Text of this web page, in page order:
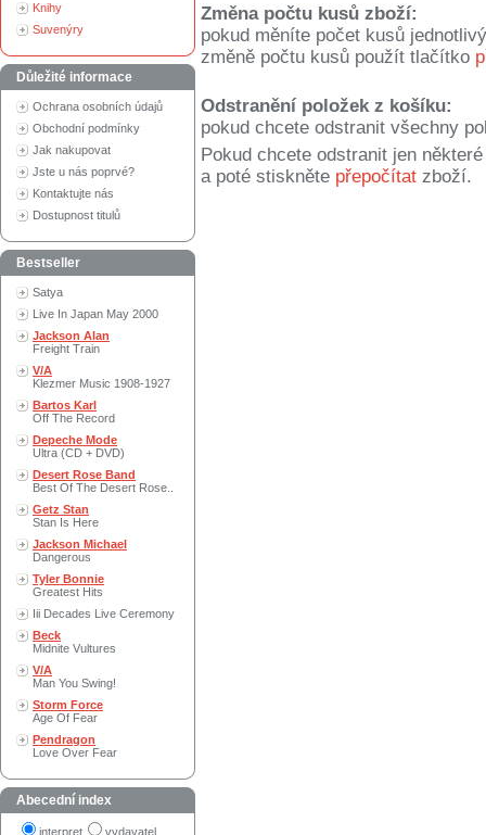
Knihy
Suvenýry
Důležité informace
Ochrana osobních údajů
Obchodní podmínky
Jak nakupovat
Jste u nás poprvé?
Kontaktujte nás
Dostupnost titulů
Bestseller
Satya
Live In Japan May 2000
Jackson Alan
Freight Train
V/A
Klezmer Music 1908-1927
Bartos Karl
Off The Record
Depeche Mode
Ultra (CD + DVD)
Desert Rose Band
Best Of The Desert Rose..
Getz Stan
Stan Is Here
Jackson Michael
Dangerous
Tyler Bonnie
Greatest Hits
Iii Decades Live Ceremony
Beck
Midnite Vultures
V/A
Man You Swing!
Storm Force
Age Of Fear
Pendragon
Love Over Fear
Abecední index
interpret vydavatel
Změna počtu kusů zboží:
pokud měníte počet kusů
změně počtu kusů použít tlačítko
Odstranění položek z košíku:
pokud chcete odstranit všechny
Pokud chcete odstranit jen
a poté stiskněte přepočítat zboží.